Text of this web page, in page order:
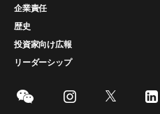
企業責任
歴史
投資家向け広報
リーダーシップ